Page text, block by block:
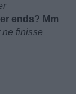
ends? Mm
ne finisse